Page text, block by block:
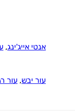
אנטי אייג'ינג,
עור יבש, עור